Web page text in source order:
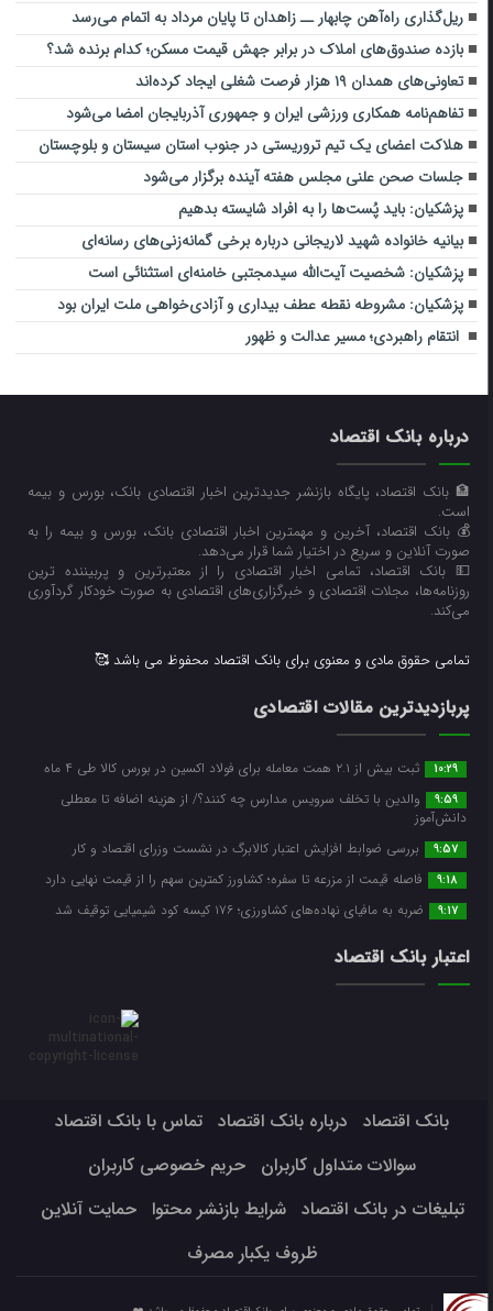
ریل‌گذاری راه‌آهن چابهار ــ زاهدان تا پایان مرداد به اتمام می‌رسد
بازده صندوق‌های املاک در برابر جهش قیمت مسکن؛ کدام برنده شد؟
تعاونی‌های همدان ۱۹ هزار فرصت شغلی ایجاد کرده‌اند
تفاهم‌نامه همکاری ورزشی ایران و جمهوری آذربایجان امضا می‌شود
هلاکت اعضای یک تیم تروریستی در جنوب استان سیستان و بلوچستان
جلسات صحن علنی مجلس هفته آینده برگزار می‌شود
پزشکیان: باید پُست‌ها را به افراد شایسته بدهیم
بیانیه خانواده شهید لاریجانی درباره برخی گمانه‌زنی‌های رسانه‌ای
پزشکیان: شخصیت آیت‌الله سیدمجتبی خامنه‌ای استثنائی است
پزشکیان: مشروطه نقطه عطف بیداری و آزادی‌خواهی ملت ایران بود
انتقام راهبردی؛ مسیر عدالت و ظهور
درباره بانک اقتصاد
🏦 بانک اقتصاد، پایگاه بازنشر جدیدترین اخبار اقتصادی بانک، بورس و بیمه
است.
💰 بانک اقتصاد، آخرین و مهمترین اخبار اقتصادی بانک، بورس و بیمه را به
صورت آنلاین و سریع در اختیار شما قرار می‌‌دهد.
💵 بانک اقتصاد، تمامی اخبار اقتصادی را از معتبرترین و پربیننده ترین
روزنامه‌ها، مجلات اقتصادی و خبرگزاری‌های اقتصادی به صورت خودکار گردآوری
می‌کند.
تمامی حقوق مادی و معنوی برای بانک اقتصاد محفوظ می باشد 🥰
پربازدیدترین مقالات اقتصادی
10:29 ثبت بیش از ۲.۱ همت معامله برای فولاد اکسین در بورس کالا طی ۴ ماه
9:59
والدین با تخلف سرویس مدارس چه کنند؟/ از هزینه اضافه تا معطلی
دانش‌آموز
9:57 بررسی ضوابط افزایش اعتبار کالابرگ در نشست وزرای اقتصاد و کار
9:18 فاصله قیمت از مزرعه تا سفره؛ کشاورز کمترین سهم را از قیمت نهایی دارد
9:17 ضربه ‌به مافیای نهاده‌های کشاورزی؛ ۱۷۶ کیسه کود شیمیایی توقیف شد
اعتبار بانک اقتصاد
بانک اقتصاد درباره بانک اقتصاد
تماس با بانک اقتصاد
سوالات متداول کاربران
حریم خصوصی کاربران
تبلیغات در بانک اقتصاد
شرایط بازنشر محتوا
حمایت آنلاین
ظروف یکبار مصرف